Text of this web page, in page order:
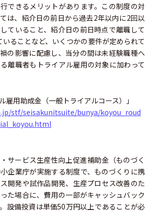
できるメリットがあります。この制度の対
は、紹介日の前日から過去2年以内に2回以
ていること、紹介日の前日時点で離職して
ることなど、いくつかの要件が定められて
の影響に配慮し、当分の間は未経験職種へ
離職者もトライアル雇用の対象に加わって
雇用助成金（一般トライアルコース）」
stf/seisakunitsuite/bunya/koyou_roud
サービス生産性向上促進補助金（ものづく
企業庁が実施する制度で、ものづくりに携
開発や試作品開発、生産プロセス改善のた
た場合に、費用の一部がキャッシュバック
設備投資は単価50万円以上であることが必